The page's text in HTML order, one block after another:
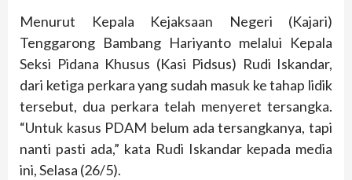
Menurut Kepala Kejaksaan Negeri (Kajari)
Tenggarong Bambang Hariyanto melalui Kepala
Seksi Pidana Khusus (Kasi Pidsus) Rudi Iskandar,
dari ketiga perkara yang sudah masuk ke tahap lidik
tersebut, dua perkara telah menyeret tersangka.
“Untuk kasus PDAM belum ada tersangkanya, tapi
nanti pasti ada,” kata Rudi Iskandar kepada media
ini, Selasa (26/5).